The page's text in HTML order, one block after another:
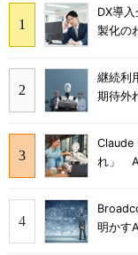
DX導
製化の
継続利
期待外
Claude
れ」
明かす